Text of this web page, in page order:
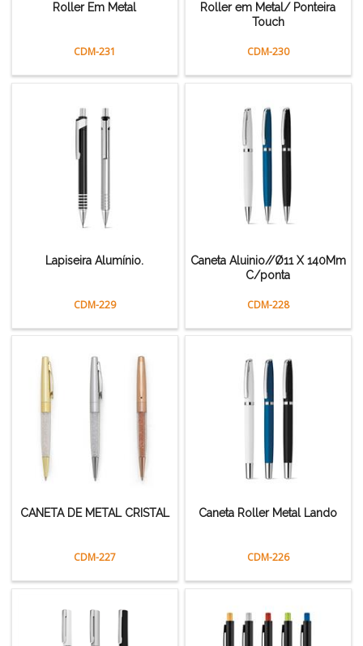
Roller Em Metal
CDM-231
Roller em Metal/ Ponteira
Touch
CDM-230
Lapiseira Alumínio.
CDM-229
Caneta Aluinio//Ø11 X 140Mm
C/ponta
CDM-228
CANETA DE METAL CRISTAL
CDM-227
Caneta Roller Metal Lando
CDM-226